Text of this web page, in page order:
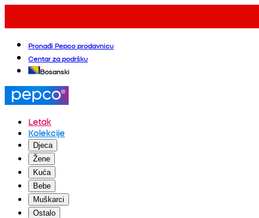
Pronađi Pepco prodavnicu
Centar za podršku
Bosanski
Letak
Kolekcije
Djeca
Žene
Kuća
Bebe
Muškarci
Ostalo